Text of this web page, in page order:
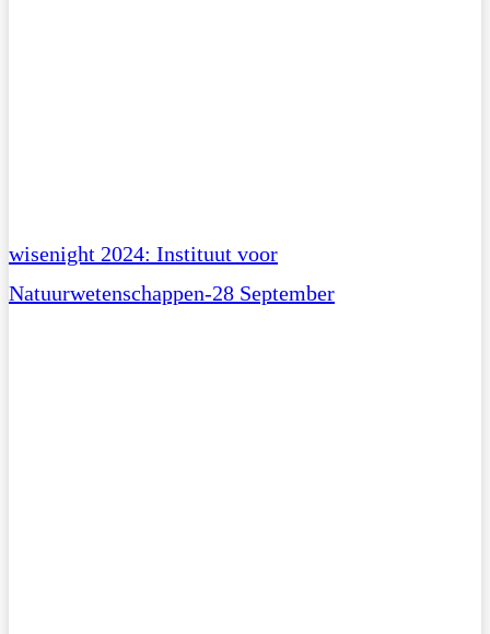
wisenight 2024: Instituut voor
Natuurwetenschappen-28 September